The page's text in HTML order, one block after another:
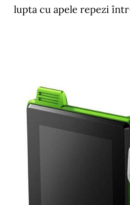
lupta cu apele repezi